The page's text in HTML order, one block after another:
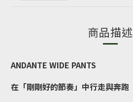
商品描述
ANDANTE WIDE PANTS
在「剛剛好的節奏」中行走與奔跑